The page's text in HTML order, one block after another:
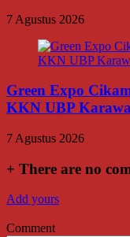
7 Agustus 2026
Green Expo
KKN UBP
7 Agustus 2026
+ There are no
Add yours
Comment